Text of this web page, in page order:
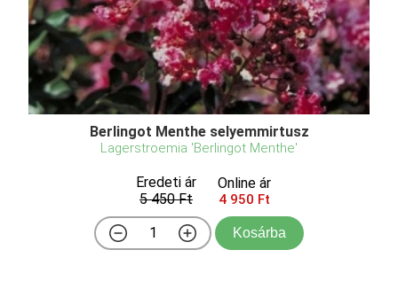
Berlingot Menthe selyemmirtusz
Lagerstroemia 'Berlingot Menthe'
Eredeti ár
5 450 Ft
Online ár
4 950 Ft
Kosárba